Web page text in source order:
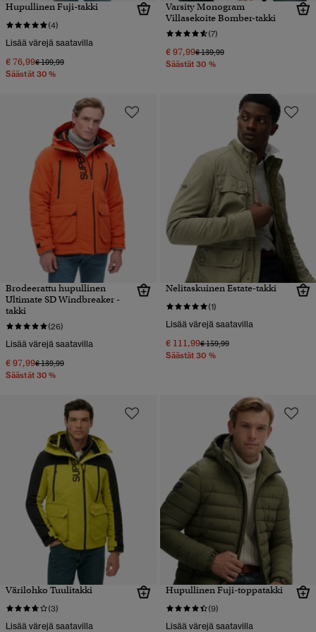
Hupullinen Fuji-takki
(4)
Lisää värejä saatavilla
€ 76,99Hinta alennettu hinnasta
€ 109,99hintaan
Säästät 30 %
Varsity Monogram
Villasekoite Bomber-takki
(7)
€ 97,99Hinta alennettu hinnasta
€ 139,99hintaan
Säästät 30 %
Brodeerattu hupullinen
Ultimate SD Windbreaker -
takki
(26)
Lisää värejä saatavilla
€ 97,99Hinta alennettu hinnasta
€ 139,99hintaan
Säästät 30 %
Nelitaskuinen Estate-takki
(1)
Lisää värejä saatavilla
€ 111,99Hinta alennettu hinnasta
€ 159,99hintaan
Säästät 30 %
Värilohko Tuulitakki
(3)
Lisää värejä saatavilla
Hupullinen Fuji-toppatakki
(9)
Lisää värejä saatavilla